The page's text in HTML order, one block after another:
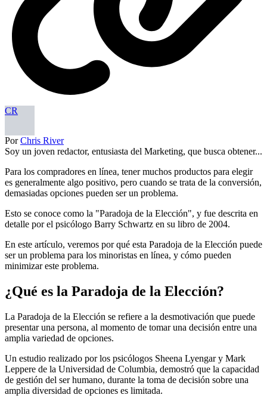
CR
PorChris River
Soy un joven redactor, entusiasta del Marketing, que busca obtener...
Para los compradores en línea, tener muchos productos para elegir
es generalmente algo positivo, pero cuando se trata de la conversión,
demasiadas opciones pueden ser un problema.
Esto se conoce como la "Paradoja de la Elección", y fue descrita en
detalle por el psicólogo Barry Schwartz en su libro de 2004.
En este artículo, veremos por qué esta Paradoja de la Elección puede
ser un problema para los minoristas en línea, y cómo pueden
minimizar este problema.
¿Qué es la Paradoja de la Elección?
La Paradoja de la Elección se refiere a la desmotivación que puede
presentar una persona, al momento de tomar una decisión entre una
amplia variedad de opciones.
Un estudio realizado por los psicólogos Sheena Lyengar y Mark
Leppere de la Universidad de Columbia, demostró que la capacidad
de gestión del ser humano, durante la toma de decisión sobre una
amplia diversidad de opciones es limitada.